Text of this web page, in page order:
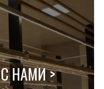
НАМИ >